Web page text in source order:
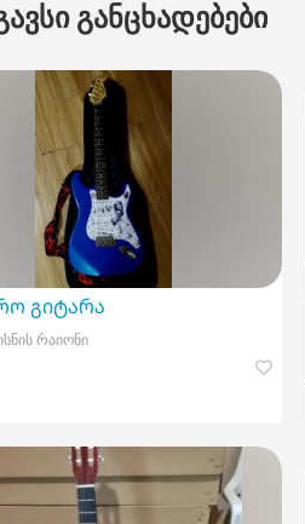
განცხადებები
გიტარა
რაიონი